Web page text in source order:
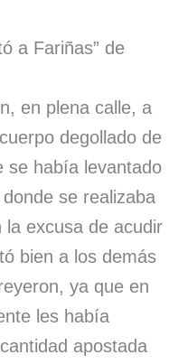
a Fariñas” de
en plena calle, a
degollado de
se había levantado
se realizaba
la excusa de acudir
bien a los demás
ya que en
les había
apostada